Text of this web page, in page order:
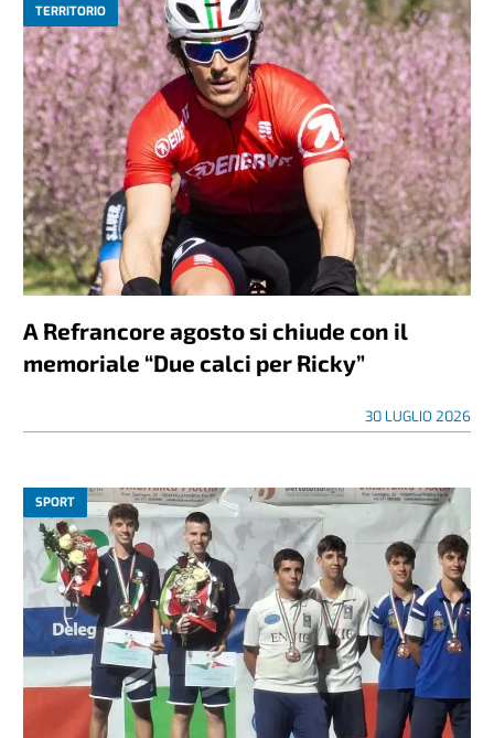
TERRITORIO
A Refrancore agosto si chiude con il
memoriale “Due calci per Ricky”
30 LUGLIO 2026
SPORT